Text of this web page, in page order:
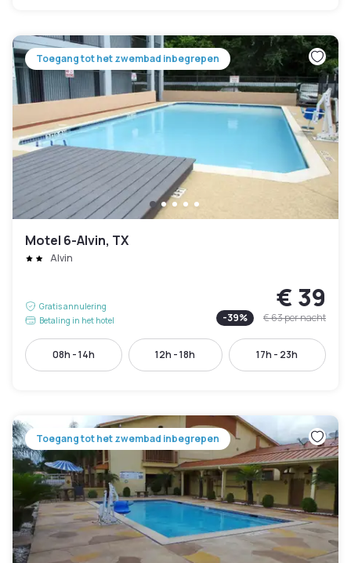
Toegang tot het zwembad inbegrepen
Motel 6-Alvin, TX
Alvin
Gratis annulering
Betaling in het hotel
€ 39
-39% € 63per nacht
08h - 14h 12h - 18h 17h - 23h
Toegang tot het zwembad inbegrepen